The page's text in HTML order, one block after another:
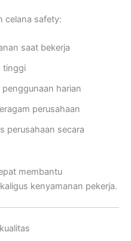
celana safety:
saat bekerja
tinggi
harian
perusahaan
perusahaan secara
membantu
kenyamanan pekerja.